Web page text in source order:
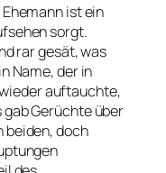
Ehemann ist ein
sorgt.
rar gesät, was
Name, der in
auftauchte,
gab Gerüchte über
beiden, doch